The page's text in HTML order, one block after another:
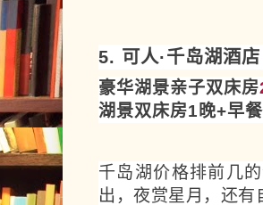
5. 可人·千岛湖酒店
豪华湖景亲子双床房
湖景双床房1晚+早
千岛湖价格排前几
出，夜赏星月，还